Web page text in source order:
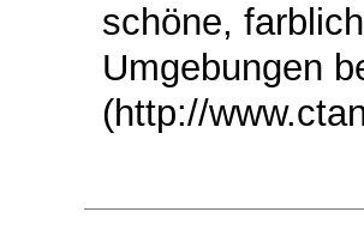
schöne,
Umgebungen
(http://